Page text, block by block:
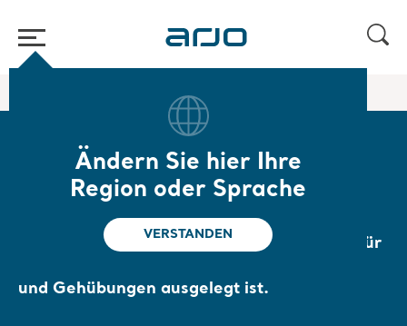
Ändern Sie hier Ihre
Region oder Sprache
VERSTANDEN
Steh- und Aufrichthilfe
Sara Plus
Die Sara Plus ist eine elektrisch
angetriebene Steh- und Aufrichthilfe, die für
und Gehübungen ausgelegt ist.